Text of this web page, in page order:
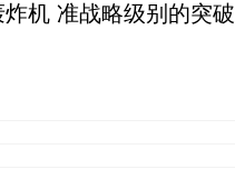
机 准战略级别的突破